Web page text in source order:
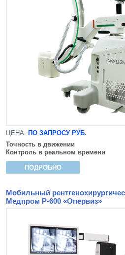
ЦЕНА: ПО ЗАПРОСУ РУБ.
Точность в движении
Контроль в реальном времени
ПОДРОБНО
Мобильный
Медпром Р-600 «Опервиз»